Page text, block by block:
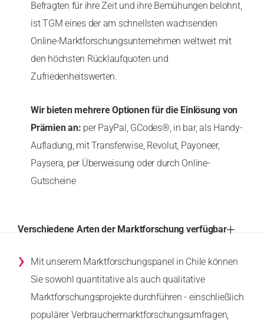
Befragten für ihre Zeit und ihre Bemühungen belohnt,
ist TGM eines der am schnellsten wachsenden
Online-Marktforschungsunternehmen weltweit mit
den höchsten Rücklaufquoten und
Zufriedenheitswerten.
Wir bieten mehrere Optionen für die Einlösung von
Prämien an: per PayPal, GCodes®, in bar, als Handy-
Aufladung, mit Transferwise, Revolut, Payoneer,
Paysera, per Überweisung oder durch Online-
Gutscheine
Verschiedene Arten der Marktforschung verfügbar
›
Mit unserem Marktforschungspanel in Chile können
Sie sowohl quantitative als auch qualitative
Marktforschungsprojekte durchführen - einschließlich
populärer Verbrauchermarktforschungsumfragen,